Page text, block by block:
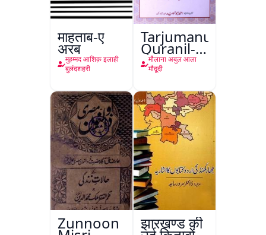
माहताब-ए
अरब
मुहम्मद आशिक़ इलाही
बुलंदशहरी
Tarjumanul-
Quranil-
Kareem
मौलाना अबुल आला
मौदूदी
Zunnoon झारखण्ड की